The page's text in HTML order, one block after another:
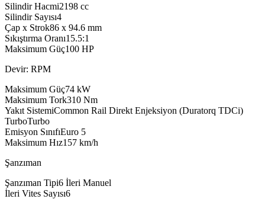
Silindir Hacmi2198 cc
Silindir Sayısı4
Çap x Strok86 x 94.6 mm
Sıkıştırma Oranı15.5:1
Maksimum Güç100 HP
Devir: RPM
Maksimum Güç74 kW
Maksimum Tork310 Nm
Yakıt SistemiCommon Rail Direkt Enjeksiyon (Duratorq TDCi)
TurboTurbo
Emisyon SınıfıEuro 5
Maksimum Hız157 km/h
Şanzıman
Şanzıman Tipi6 İleri Manuel
İleri Vites Sayısı6